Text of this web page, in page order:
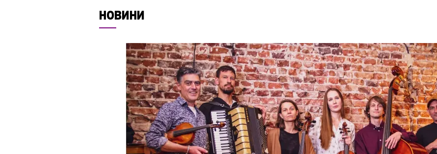
НОВИНИ